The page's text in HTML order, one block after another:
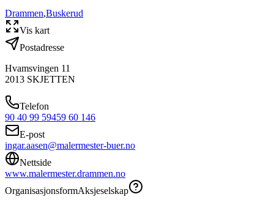
Drammen,Buskerud
Vis kart
Postadresse
Hvamsvingen 11
2013 SKJETTEN
Telefon
90 40 99 59459 60 146
E-post
ingar.aasen@malermester-buer.no
Nettside
www.malermester.drammen.no
OrganisasjonsformAksjeselskap